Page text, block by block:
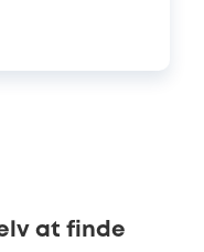
at finde